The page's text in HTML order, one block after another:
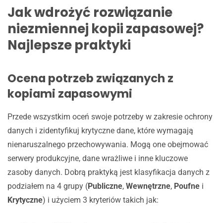
Jak wdrożyć rozwiązanie
niezmiennej kopii zapasowej?
Najlepsze praktyki
Ocena potrzeb związanych z
kopiami zapasowymi
Przede wszystkim oceń swoje potrzeby w zakresie ochrony
danych i zidentyfikuj krytyczne dane, które wymagają
nienaruszalnego przechowywania. Mogą one obejmować
serwery produkcyjne, dane wrażliwe i inne kluczowe
zasoby danych. Dobrą praktyką jest klasyfikacja danych z
podziałem na 4 grupy (Publiczne, Wewnętrzne, Poufne i
Krytyczne) i użyciem 3 kryteriów takich jak: